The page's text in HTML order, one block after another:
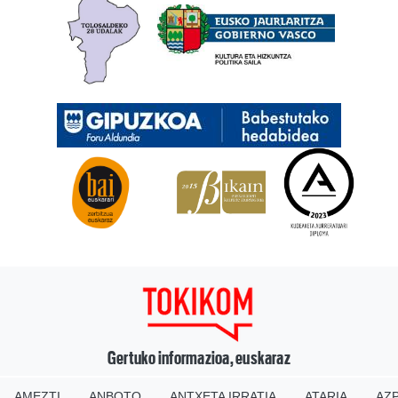
Gertuko informazioa, euskaraz